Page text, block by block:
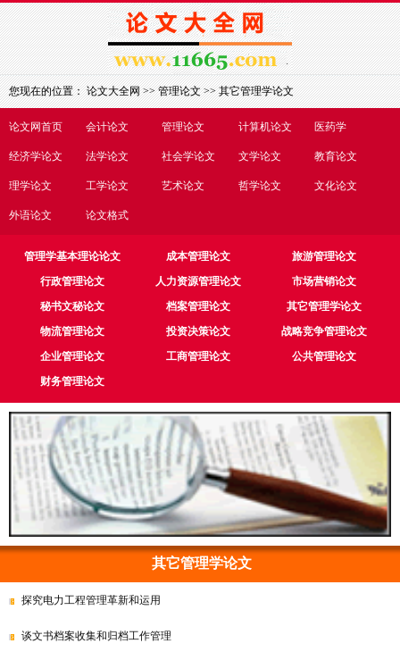
论文网首页 会计论文 管理论文 计算机论文 医药学
经济学论文 法学论文 社会学论文 文学论文 教育论文
理学论文 工学论文 艺术论文 哲学论文 文化论文
外语论文 论文格式
您现在的位置：论文大全网>>管理论文>>其它管理学论文
管理学基本理论论文 成本管理论文
旅游管理论文
行政管理论文
人力资源管理论文
市场营销论文
秘书文秘论文
档案管理论文
其它管理学论文
物流管理论文
投资决策论文
战略竞争管理论文
企业管理论文
工商管理论文
公共管理论文
财务管理论文
其它管理学论文
探究电力工程管理革新和运用
谈文书档案收集和归档工作管理